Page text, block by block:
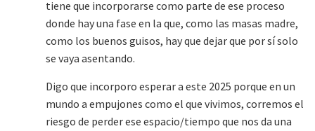
tiene que incorporarse como parte de ese proceso
donde hay una fase en la que, como las masas madre,
como los buenos guisos, hay que dejar que por sí solo
se vaya asentando.
Digo que incorporo esperar a este 2025 porque en un
mundo a empujones como el que vivimos, corremos el
riesgo de perder ese espacio/tiempo que nos da una